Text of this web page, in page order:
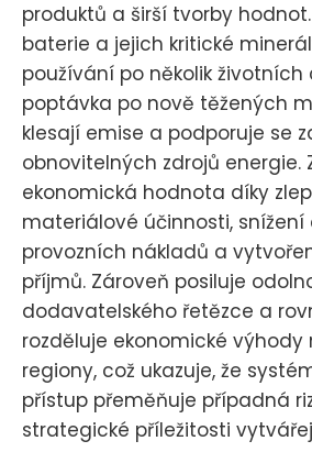
produktů a širší tvorby
baterie a jejich kritické
používání po několik životních
poptávka po nově těžených
klesají emise a podporuje se
obnovitelných zdrojů energie.
ekonomická hodnota díky
materiálové účinnosti,
provozních nákladů a
příjmů. Zároveň posiluje
dodavatelského řetězce a
rozděluje ekonomické výhody
regiony, což ukazuje, že
přístup přeměňuje případná
strategické příležitosti